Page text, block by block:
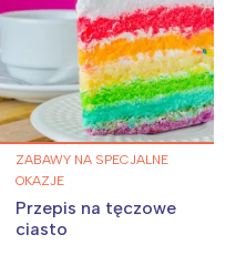
ZABAWY NA SPECJALNE
OKAZJE
Przepis na tęczowe
ciasto